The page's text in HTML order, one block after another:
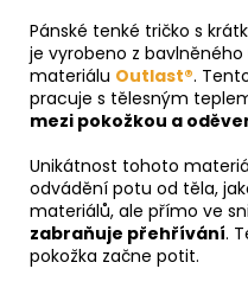
Pánské tenké tričko s
je vyrobeno z
materiálu Outlast®.
pracuje s tělesným
mezi pokožkou a
Unikátnost tohoto
odvádění potu od těla,
materiálů, ale přímo ve
zabraňuje přehřívání.
pokožka začne potit.